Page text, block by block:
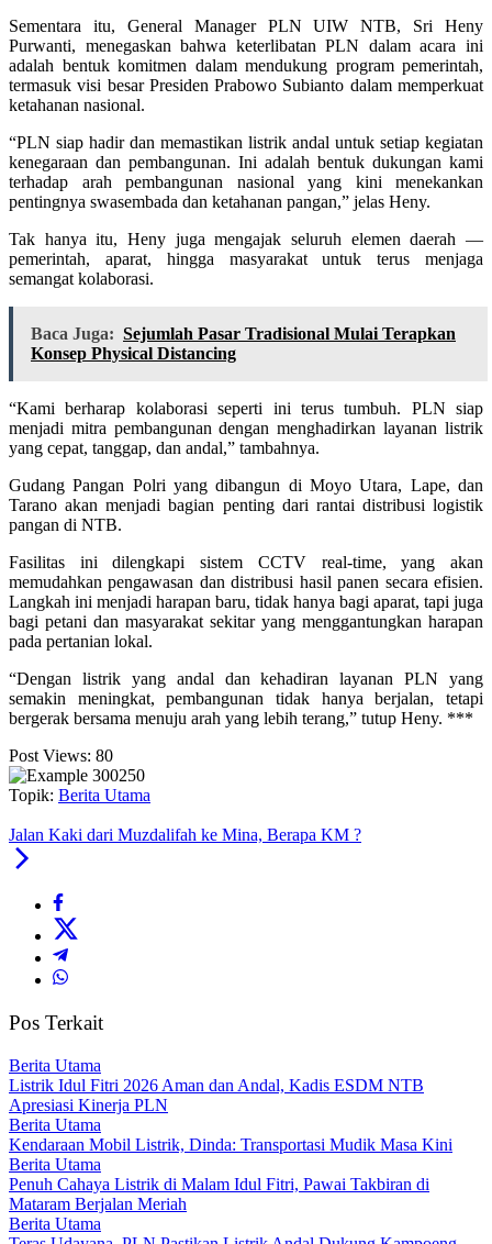
Sementara itu, General Manager PLN UIW NTB, Sri Heny
Purwanti, menegaskan bahwa keterlibatan PLN dalam acara ini
adalah bentuk komitmen dalam mendukung program pemerintah,
termasuk visi besar Presiden Prabowo Subianto dalam memperkuat
ketahanan nasional.
“PLN siap hadir dan memastikan listrik andal untuk setiap kegiatan
kenegaraan dan pembangunan. Ini adalah bentuk dukungan kami
terhadap arah pembangunan nasional yang kini menekankan
pentingnya swasembada dan ketahanan pangan,” jelas Heny.
Tak hanya itu, Heny juga mengajak seluruh elemen daerah —
pemerintah, aparat, hingga masyarakat untuk terus menjaga
semangat kolaborasi.
Baca Juga: Sejumlah Pasar Tradisional Mulai Terapkan
Konsep Physical Distancing
“Kami berharap kolaborasi seperti ini terus tumbuh. PLN siap
menjadi mitra pembangunan dengan menghadirkan layanan listrik
yang cepat, tanggap, dan andal,” tambahnya.
Gudang Pangan Polri yang dibangun di Moyo Utara, Lape, dan
Tarano akan menjadi bagian penting dari rantai distribusi logistik
pangan di NTB.
Fasilitas ini dilengkapi sistem CCTV real-time, yang akan
memudahkan pengawasan dan distribusi hasil panen secara efisien.
Langkah ini menjadi harapan baru, tidak hanya bagi aparat, tapi juga
bagi petani dan masyarakat sekitar yang menggantungkan harapan
pada pertanian lokal.
“Dengan listrik yang andal dan kehadiran layanan PLN yang
semakin meningkat, pembangunan tidak hanya berjalan, tetapi
bergerak bersama menuju arah yang lebih terang,” tutup Heny. ***
Post Views: 80
Topik: Berita Utama
Jalan Kaki dari Muzdalifah ke Mina, Berapa KM ?
Pos Terkait
Berita Utama
Listrik Idul Fitri 2026 Aman dan Andal, Kadis ESDM NTB
Apresiasi Kinerja PLN
Berita Utama
Kendaraan Mobil Listrik, Dinda: Transportasi Mudik Masa Kini
Berita Utama
Penuh Cahaya Listrik di Malam Idul Fitri, Pawai Takbiran di
Mataram Berjalan Meriah
Berita Utama